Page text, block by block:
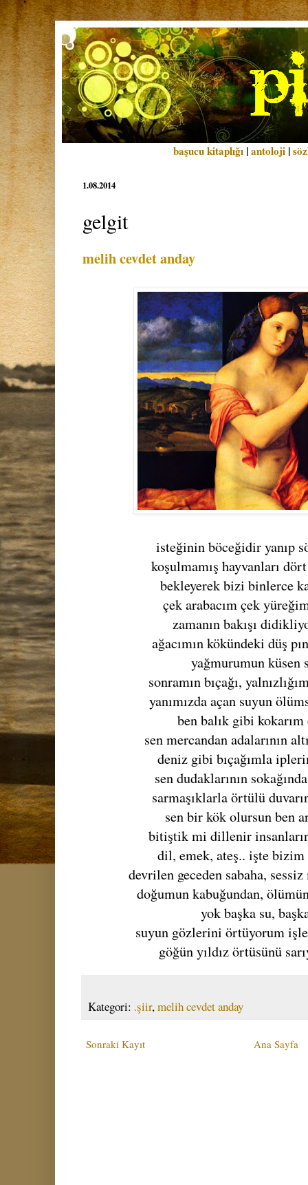
başucu kitaplığı |antoloji |
1.08.2014
gelgit
melih cevdet anday
isteğinin böceğidir yanıp
koşulmamış hayvanları
bekleyerek bizi binlerce
çek arabacım çek
zamanın bakışı
ağacımın kökündeki düş
yağmurumun küsen
sonramın bıçağı,
yanımızda açan suyun
ben balık gibi
sen mercandan adalarının
deniz gibi bıçağımla
sen dudaklarının
sarmaşıklarla örtülü
sen bir kök olursun ben
bitiştik mi dillenir
dil, emek, ateş.. işte
devrilen geceden sabaha,
doğumun kabuğundan,
yok başka su,
suyun gözlerini örtüyorum
göğün yıldız örtüsünü
Kategori: .şiir,melih cevdet anday
Sonraki Kayıt Ana Sayfa